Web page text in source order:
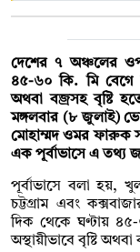
দেশের ৭ অঞ্চলের
৪৫-৬০ কি. মি বেগে
অথবা বজ্রসহ বৃষ্টি
মঙ্গলবার (৮ জুলাই)
মোহাম্মদ ওমর ফারুক
এক পূর্বাভাসে এ তথ্য
পূর্বাভাসে বলা হয়,
চট্টগ্রাম এবং
দিক থেকে ঘণ্টায়
অস্থায়ীভাবে বৃষ্টি